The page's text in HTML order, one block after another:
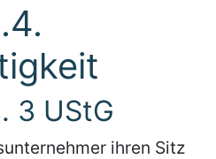
3 UStG
ihren Sitz